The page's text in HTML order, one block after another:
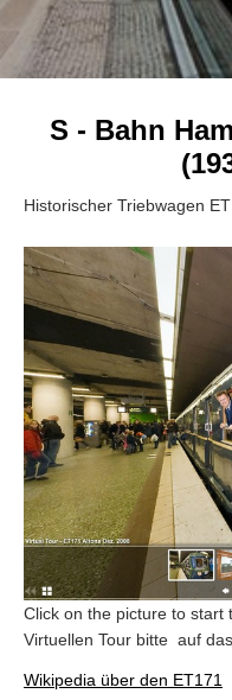
S - Bahn
Historischer Triebwagen
Click on the picture to start
Virtuellen Tour bitte auf
Wikipedia über den ET171